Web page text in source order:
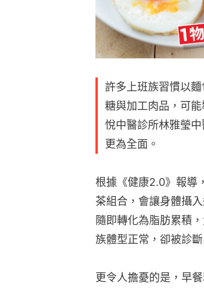
許多上班族習慣以
糖與加工肉品，可
悅中醫診所林雅瑩
更為全面。
根據《健康2.0》報導
茶組合，會讓身體攝
隨即轉化為脂肪累積
族體型正常，卻被診
更令人擔憂的是，早